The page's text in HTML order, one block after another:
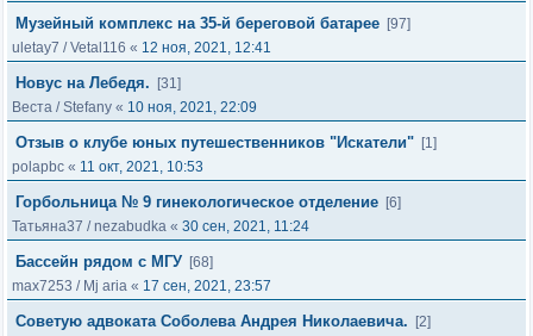
Музейный комплекс на 35-й береговой батарее [97]
uletay7 /Vetal116 « 12 ноя, 2021, 12:41
Новус на Лебедя.
[31]
Веста /Stefany « 10 ноя, 2021, 22:09
Отзыв о клубе юных путешественников "Искатели" [1]
polapbc « 11 окт, 2021, 10:53
Горбольница № 9 гинекологическое отделение [6]
Татьяна37 /nezabudka « 30 сен, 2021, 11:24
Бассейн рядом с МГУ [68]
max7253 / Mj aria « 17 сен, 2021, 23:57
Советую адвоката Соболева Андрея Николаевича.
[2]